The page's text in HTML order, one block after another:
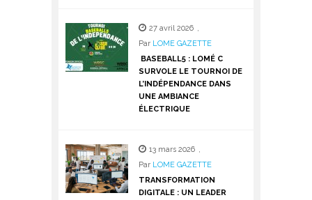
27 avril 2026 ,
Par LOME GAZETTE
BASEBALL5 : LOMÉ C
SURVOLE LE TOURNOI DE
L’INDÉPENDANCE DANS
UNE AMBIANCE
ÉLECTRIQUE
13 mars 2026 ,
Par LOME GAZETTE
TRANSFORMATION
DIGITALE : UN LEADER